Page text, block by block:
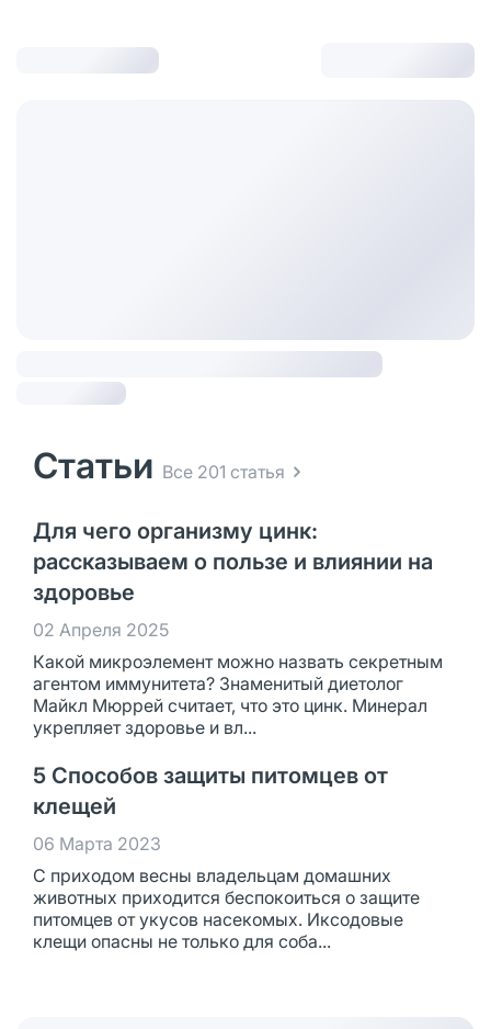
Статьи Все 201 статья
Для чего организму цинк:
рассказываем о пользе и влиянии на
здоровье
02 Апреля 2025
Какой микроэлемент можно назвать секретным
агентом иммунитета? Знаменитый диетолог
Майкл Мюррей считает, что это цинк. Минерал
укрепляет здоровье и вл...
5 Способов защиты питомцев от
клещей
06 Марта 2023
С приходом весны владельцам домашних
животных приходится беспокоиться о защите
питомцев от укусов насекомых. Иксодовые
клещи опасны не только для соба...